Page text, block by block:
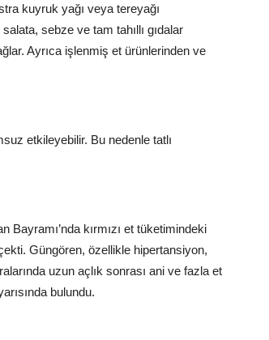
kuyruk yağı veya tereyağı
sebze ve tam tahıllı gıdalar
Ayrıca işlenmiş et ürünlerinden ve
etkileyebilir. Bu nedenle tatlı
kırmızı et tüketimindeki
çekti. Güngören, özellikle hipertansiyon,
uzun açlık sonrası ani ve fazla et
bulundu.